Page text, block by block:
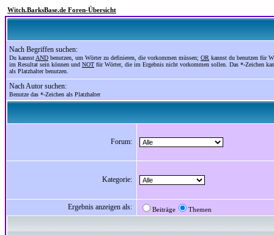
Witch.BarksBase.de Foren-Übersicht
Nach Begriffen suchen:
Du kannst AND benutzen, um Wörter zu definieren, die vorkommen müssen; OR kannst du benutzen für
im Resultat sein können und NOT für Wörter, die im Ergebnis nicht vorkommen sollen. Das *-Zeichen
als Platzhalter benutzen.
Nach Autor suchen:
Benutze das *-Zeichen als Platzhalter
Forum:
Kategorie:
Ergebnis anzeigen als: Beiträge Themen